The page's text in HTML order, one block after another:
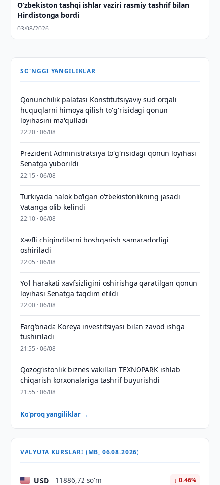
O‘zbekiston tashqi ishlar vaziri rasmiy tashrif bilan
Hindistonga bordi
03/08/2026
SO'NGGI YANGILIKLAR
Qonunchilik palatasi Konstitutsiyaviy sud orqali
huquqlarni himoya qilish to'g'risidagi qonun
loyihasini ma'qulladi
22:20 · 06/08
Prezident Administratsiya to'g'risidagi qonun loyihasi
Senatga yuborildi
22:15 · 06/08
Turkiyada halok bo‘lgan o‘zbekistonlikning jasadi
Vatanga olib kelindi
22:10 · 06/08
Xavfli chiqindilarni boshqarish samaradorligi
oshiriladi
22:05 · 06/08
Yo'l harakati xavfsizligini oshirishga qaratilgan qonun
loyihasi Senatga taqdim etildi
22:00 · 06/08
Farg‘onada Koreya investitsiyasi bilan zavod ishga
tushiriladi
21:55 · 06/08
Qozogʻistonlik biznes vakillari TEXNOPARK ishlab
chiqarish korxonalariga tashrif buyurishdi
21:55 · 06/08
Ko'proq yangiliklar →
VALYUTA KURSLARI (MB, 06.08.2026)
USD 11886,72 so'm ↓ 0.46%